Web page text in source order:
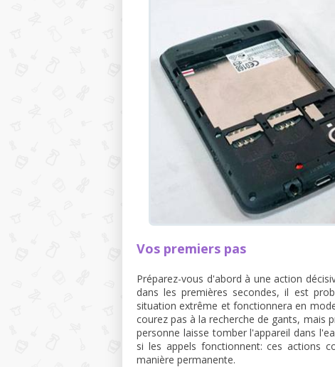
Vos premiers pas
Préparez-vous d'abord à une action
dans les premières secondes, il est
situation extrême et fonctionnera en
courez pas à la recherche de gants, mais
personne laisse tomber l'appareil dans
si les appels fonctionnent: ces actions
manière permanente.